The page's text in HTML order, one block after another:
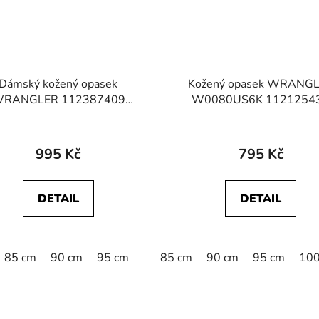
110 cm 115 cm
Dámský kožený opasek
112387409
995 Kč
DETAIL
85 cm 90 cm 95 cm
Kožený opasek
W0080US6K
795 Kč
DETAIL
85 cm 90 cm 95 cm